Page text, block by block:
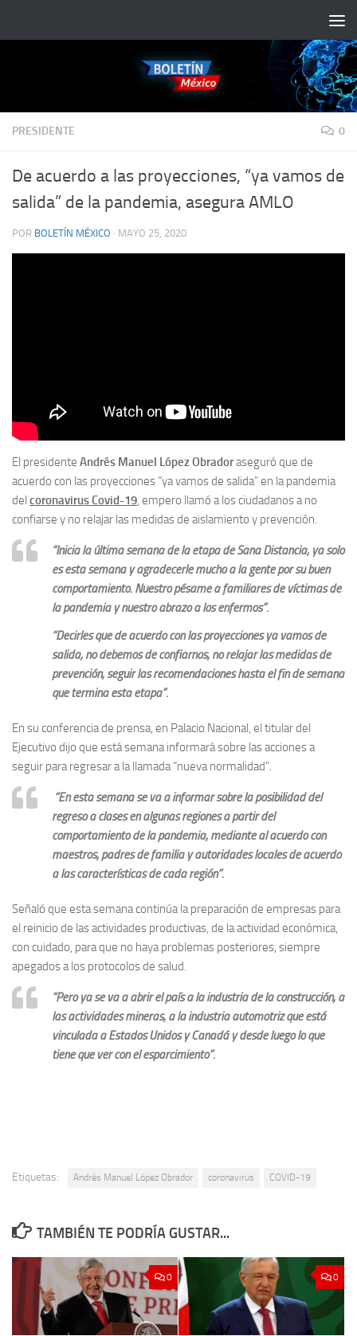
PRESIDENTE 0
De acuerdo a las proyecciones, “ya vamos de
salida” de la pandemia, asegura AMLO
POR BOLETÍN MÉXICO · MAYO 25, 2020
El presidente Andrés Manuel López Obradoraseguró que de
acuerdo con las proyecciones “ya vamos de salida” en la pandemia
del coronavirus Covid-19, empero llamó a los ciudadanos a no
confiarse y no relajar las medidas de aislamiento y prevención.
“Inicia la última semana de la etapa de Sana Distancia, ya solo
es esta semana y agradecerle mucho a la gente por su buen
comportamiento. Nuestro pésame a familiares de víctimas de
la pandemia y nuestro abrazo a los enfermos”.
“Decirles que de acuerdo con las proyecciones ya vamos de
salida, no debemos de confiarnos, no relajar las medidas de
prevención, seguir las recomendaciones hasta el fin de semana
que termina esta etapa”.
En su conferencia de prensa, en Palacio Nacional, el titular del
Ejecutivo dijo que está semana informará sobre las acciones a
seguir para regresar a la llamada “nueva normalidad”.
“En esta semana se va a informar sobre la posibilidad del
regreso a clases en algunas regiones a partir del
comportamiento de la pandemia, mediante al acuerdo con
maestros, padres de familia y autoridades locales de acuerdo
a las características de cada región”.
Señaló que esta semana continúa la preparación de empresas para
el reinicio de las actividades productivas, de la actividad económica,
con cuidado, para que no haya problemas posteriores, siempre
apegados a los protocolos de salud.
“Pero ya se va a abrir el país a la industria de la construcción, a
las actividades mineras, a la industria automotriz que está
vinculada a Estados Unidos y Canadá y desde luego lo que
tiene que ver con el esparcimiento”.
Etiquetas: Andrés Manuel López Obrador coronavirus COVID-19
TAMBIÉN TE PODRÍA GUSTAR...
0 0